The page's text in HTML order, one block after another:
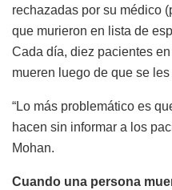
rechazadas por su médico
que murieron en lista de
Cada día, diez pacientes
mueren luego de que se
“Lo más problemático es
hacen sin informar a los
Mohan.
Cuando una persona